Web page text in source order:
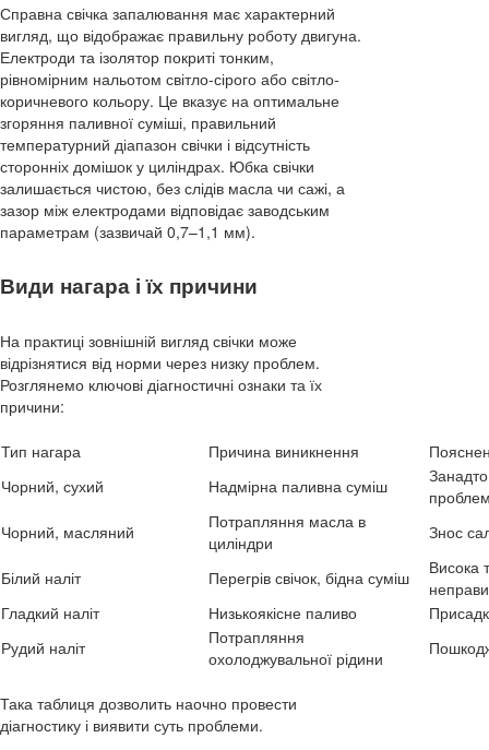
Справна свічка запалювання має характерний
вигляд, що відображає правильну роботу двигуна.
Електроди та ізолятор покриті тонким,
рівномірним нальотом світло-сірого або світло-
коричневого кольору. Це вказує на оптимальне
згоряння паливної суміші, правильний
температурний діапазон свічки і відсутність
сторонніх домішок у циліндрах. Юбка свічки
залишається чистою, без слідів масла чи сажі, а
зазор між електродами відповідає заводським
параметрам (зазвичай 0,7–1,1 мм).
Види нагара і їх причини
На практиці зовнішній вигляд свічки може
відрізнятися від норми через низку проблем.
Розглянемо ключові діагностичні ознаки та їх
причини:
Тип нагара Причина виникнення
Чорний, сухий
Надмірна паливна суміш
Чорний, масляний
Потрапляння масла в
циліндри
Знос
Білий наліт Перегрів свічок, бідна суміш
Висока
Гладкий наліт
Низькоякісне паливо
Рудий наліт
Потрапляння
охолоджувальної рідини
Така таблиця дозволить наочно провести
діагностику і виявити суть проблеми.